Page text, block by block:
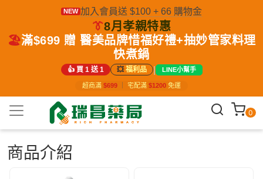
NEW 加入會員送 $100 + 66 購物金
👔8月孝親特惠
🏖️滿$699 贈 醫美品牌惜福好禮+抽妙管家料理
快煮鍋
👍 買 1 送 1 💥福利品 | LINE小幫手
超商滿 $699 宅配滿 $1200 免運
0
商品介紹